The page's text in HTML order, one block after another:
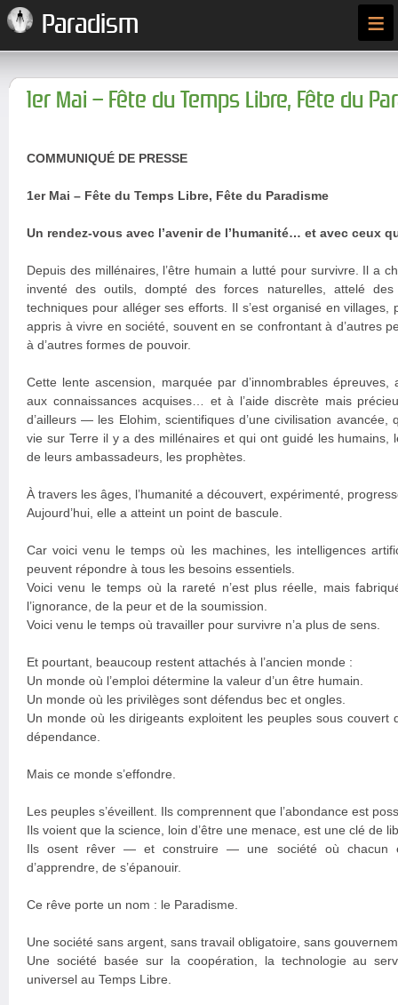
Paradism ≡
1er Mai – Fête du Temps Libre, Fête du
COMMUNIQUÉ DE PRESSE
1er Mai – Fête du Temps Libre, Fête du Paradisme
Un rendez-vous avec l’avenir de l’humanité… et avec ceux
Depuis des millénaires, l’être humain a lutté pour survivre. Il a
inventé des outils, dompté des forces naturelles, attelé des
techniques pour alléger ses efforts. Il s’est organisé en villages,
appris à vivre en société, souvent en se confrontant à d’autres
à d’autres formes de pouvoir.
Cette lente ascension, marquée par d’innombrables
aux connaissances acquises… et à l’aide discrète mais
d’ailleurs — les Elohim, scientifiques d’une civilisation avancée,
vie sur Terre il y a des millénaires et qui ont guidé les humains,
de leurs ambassadeurs, les prophètes.
À travers les âges, l’humanité a découvert, expérimenté,
Aujourd’hui, elle a atteint un point de bascule.
Car voici venu le temps où les machines, les intelligences
peuvent répondre à tous les besoins essentiels.
Voici venu le temps où la rareté n’est plus réelle, mais
l’ignorance, de la peur et de la soumission.
Voici venu le temps où travailler pour survivre n’a plus de sens.
Et pourtant, beaucoup restent attachés à l’ancien monde :
Un monde où l’emploi détermine la valeur d’un être humain.
Un monde où les privilèges sont défendus bec et ongles.
Un monde où les dirigeants exploitent les peuples sous couvert
dépendance.
Mais ce monde s’effondre.
Les peuples s’éveillent. Ils comprennent que l’abondance est
Ils voient que la science, loin d’être une menace, est une clé de
Ils osent rêver — et construire — une société où chacun
d’apprendre, de s’épanouir.
Ce rêve porte un nom : le Paradisme.
Une société sans argent, sans travail obligatoire, sans
Une société basée sur la coopération, la technologie au
universel au Temps Libre.